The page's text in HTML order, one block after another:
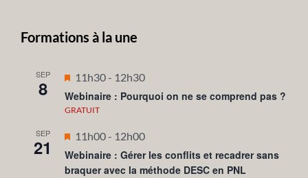
Formations à la une
SEP
8
Mis
en
avant
11h30- 12h30
Webinaire : Pourquoi on ne se comprend pas ?
GRATUIT
SEP
21
Mis
en
avant
11h00- 12h00
Webinaire : Gérer les conflits et recadrer sans
braquer avec la méthode DESC en PNL